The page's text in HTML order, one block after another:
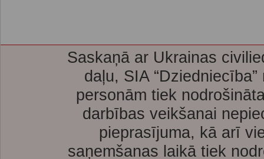
Saskaņā ar Ukrainas
daļu, SIA
personām tiek
darbības veikšanai
pieprasījuma, kā arī
saņemšanas laikā tiek